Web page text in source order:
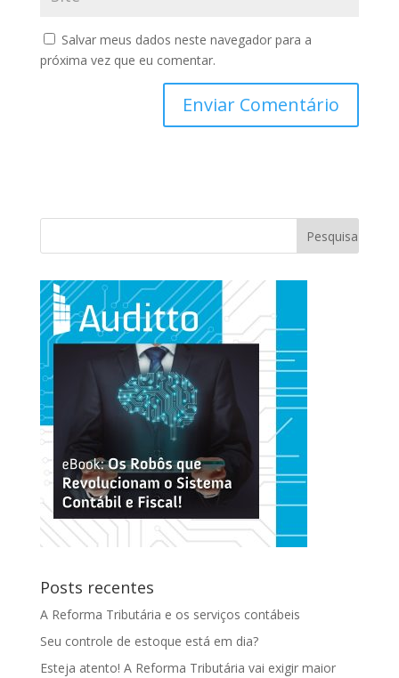
Salvar meus dados neste navegador para a
próxima vez que eu comentar.
Posts recentes
A Reforma Tributária e os serviços contábeis
Seu controle de estoque está em dia?
Esteja atento! A Reforma Tributária vai exigir maior